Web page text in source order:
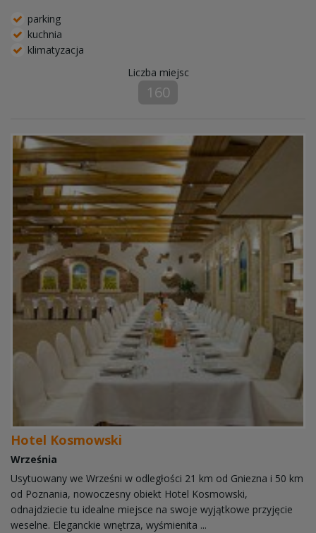
parking
kuchnia
klimatyzacja
Liczba miejsc
160
Hotel Kosmowski
Września
Usytuowany we Wrześni w odległości 21 km od Gniezna i 50 km
od Poznania, nowoczesny obiekt Hotel Kosmowski,
odnajdziecie tu idealne miejsce na swoje wyjątkowe przyjęcie
weselne. Eleganckie wnętrza, wyśmienita ...